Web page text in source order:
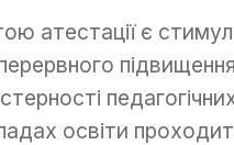
атестації є
освіти